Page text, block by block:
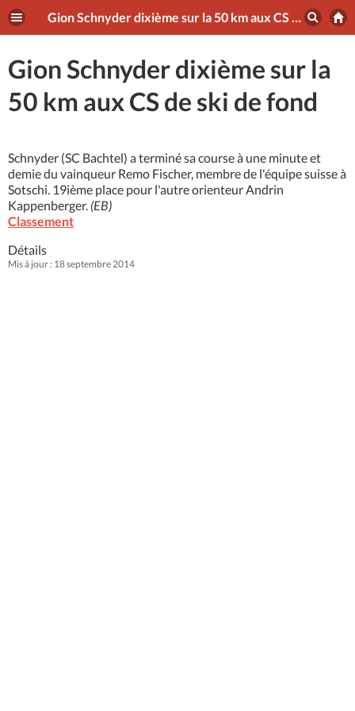
Gion Schnyder dixième sur la 50 km aux CS de ski de fond
Gion Schnyder dixième sur la
50 km aux CS de ski de fond
Schnyder (SC Bachtel) a terminé sa course à une minute et
demie du vainqueur Remo Fischer, membre de l'équipe suisse à
Sotschi. 19ième place pour l'autre orienteur Andrin
Kappenberger. (EB)
Classement
Détails
Mis à jour : 18 septembre 2014